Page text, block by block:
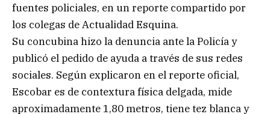
fuentes policiales, en un reporte compartido por
los colegas de Actualidad Esquina.
Su concubina hizo la denuncia ante la Policía y
publicó el pedido de ayuda a través de sus redes
sociales. Según explicaron en el reporte oficial,
Escobar es de contextura física delgada, mide
aproximadamente 1,80 metros, tiene tez blanca y